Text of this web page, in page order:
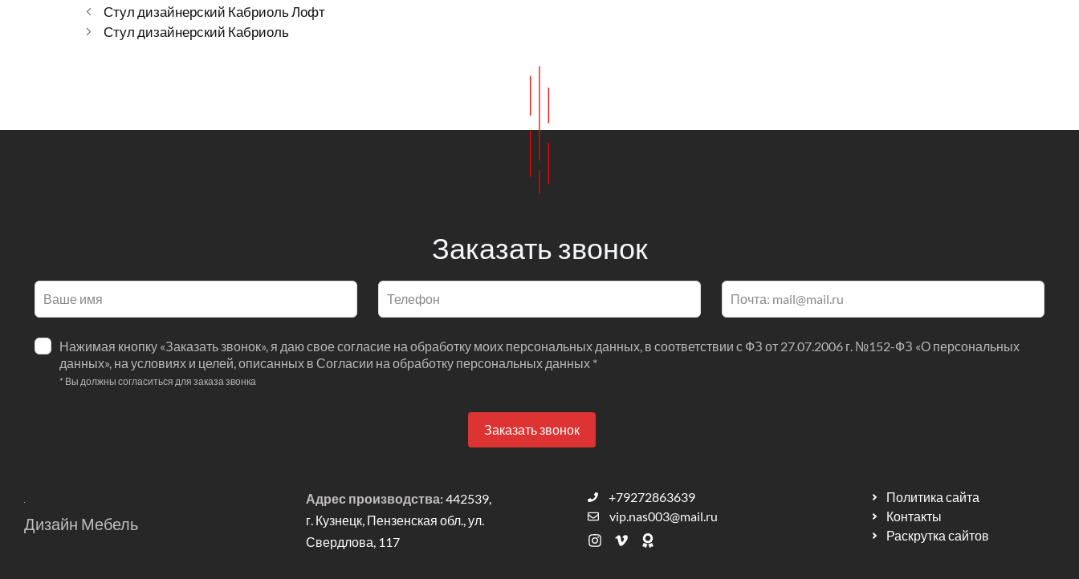
Стул дизайнерский Кабриоль Лофт
Стул дизайнерский Кабриоль
Заказать звонок
Оставьте
это
поле
пустым
Нажимая кнопку «Заказать звонок», я даю свое согласие на обработку моих персональных данных, в соответствии с ФЗ от 27.07.2006 г. №152-ФЗ «О персональных
данных», на условиях и целей, описанных в Согласии на обработку персональных данных *
* Вы должны согласиться для заказа звонка
Заказать звонок
Дизайн Мебель
Адрес производства:442539,
г. Кузнецк, Пензенская обл., ул.
Свердлова, 117
+79272863639
vip.nas003@mail.ru
Политика сайта
Контакты
Раскрутка сайтов